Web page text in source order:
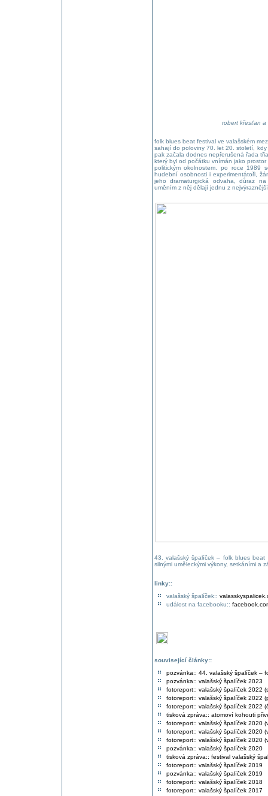
robert křesťan a
folk blues beat festival ve valašském
sahají do poloviny 70. let 20. století,
pak začala dodnes nepřerušená řada
který byl od počátku vnímán jako
politickým okolnostem. po roce 1989
hudební osobnosti i experimentátoři,
jeho dramaturgická odvaha, důraz
uměním z něj dělají jednu z
43. valašský špalíček – folk blues
silnými uměleckými výkony, setkáními a
linky::
valašský špalíček::
událost na facebooku::
související články::
pozvánka:: 44. valašský špalíček –
pozvánka:: valašský špalíček 2023
fotoreport:: valašský špalíček 2022
fotoreport:: valašský špalíček 2022
fotoreport:: valašský špalíček 2022
tisková zpráva:: atomoví kohouti
fotoreport:: valašský špalíček 2020
fotoreport:: valašský špalíček 2020
fotoreport:: valašský špalíček 2020
pozvánka:: valašský špalíček 2020
tisková zpráva:: festival valašský
fotoreport:: valašský špalíček 2019
pozvánka:: valašský špalíček 2019
fotoreport:: valašský špalíček 2018
fotoreport:: valašský špalíček 2017